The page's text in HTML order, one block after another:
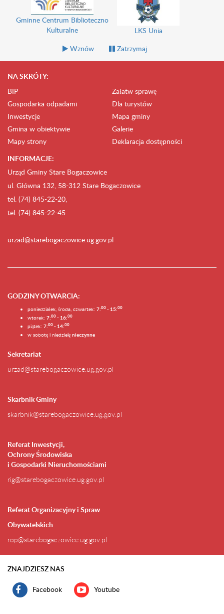
Gminne Centrum Biblioteczno
Kulturalne
LKS Unia
Wznów
Zatrzymaj
NA SKRÓTY:
BIP
Załatw sprawę
Gospodarka odpadami
Dla turystów
Inwestycje
Mapa gminy
Gmina w obiektywie
Galerie
Mapy strony
Deklaracja dostępności
INFORMACJE:
Urząd Gminy Stare Bogaczowice
ul. Główna 132, 58-312 Stare Bogaczowice
tel. (74) 845-22-20,
tel. (74) 845-22-45
urzad@starebogaczowice.ug.gov.pl
GODZINY OTWARCIA:
poniedziałek, środa, czwartek: 7:00 - 15:00
wtorek: 7:00 - 16:00
piątek: 7:00 - 14:00
w sobotę i niedzielę nieczynne
Sekretariat
urzad@starebogaczowice.ug.gov.pl
Skarbnik Gminy
skarbnik@starebogaczowice.ug.gov.pl
Referat Inwestycji,
Ochrony Środowiska
i Gospodarki Nieruchomościami
rig@starebogaczowice.ug.gov.pl
Referat Organizacyjny i Spraw
Obywatelskich
rop@starebogaczowice.ug.gov.pl
ZNAJDZIESZ NAS
Facebook Youtube